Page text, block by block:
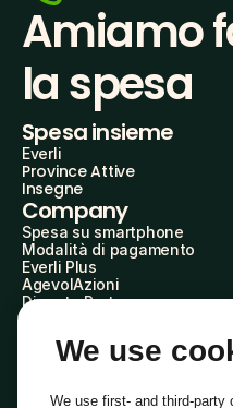
Amiamo
la spesa
Spesa insieme
Everli
Province Attive
Insegne
Company
Spesa su smartphone
Modalità di pagamento
Everli Plus
AgevolAzioni
Diventa Partner
Everli Shoppers
About Us
Everli News
We use
We use first- and third-party